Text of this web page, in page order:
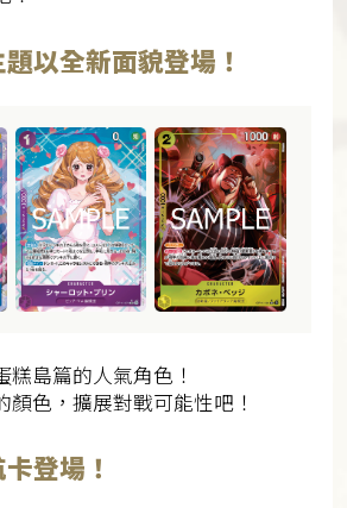
以全新面貌登場！
島篇的人氣角色！
顏色，擴展對戰可能性吧！
登場！